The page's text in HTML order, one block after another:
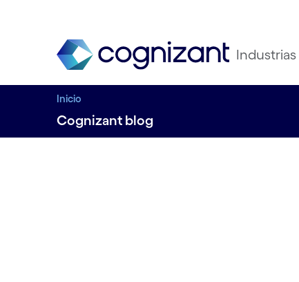
Industrias
Inicio
Cognizant blog